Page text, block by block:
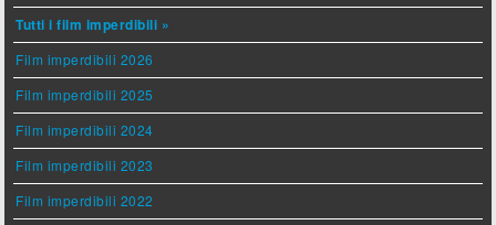
Tutti i film imperdibili »
Film imperdibili 2026
Film imperdibili 2025
Film imperdibili 2024
Film imperdibili 2023
Film imperdibili 2022